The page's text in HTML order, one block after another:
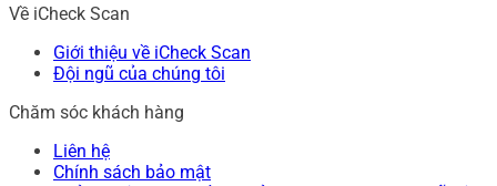
Về iCheck Scan
Giới thiệu về iCheck Scan
Đội ngũ của chúng tôi
Chăm sóc khách hàng
Liên hệ
Chính sách bảo mật